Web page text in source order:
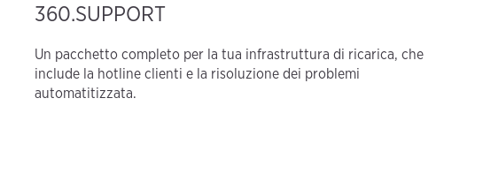
360.SUPPORT
Un pacchetto completo per la tua infrastruttura di ricarica, che
include la hotline clienti e la risoluzione dei problemi
automatitizzata.